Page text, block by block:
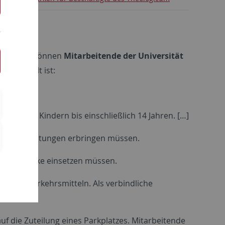
können Mitarbeitende der Universität
erfüllt ist:
von Kindern bis einschließlich 14 Jahren. […]
erbringen müssen.
Zwecke einsetzen müssen.
Verkehrsmitteln. Als verbindliche
die Zuteilung eines Parkplatzes. Mitarbeitende